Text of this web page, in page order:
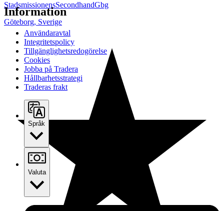
StadsmissionensSecondhandGbg
Göteborg, Sverige
Information
Användaravtal
Integritetspolicy
Tillgänglighetsredogörelse
Cookies
Jobba på Tradera
Hållbarhetsstrategi
Traderas frakt
Språk
Valuta